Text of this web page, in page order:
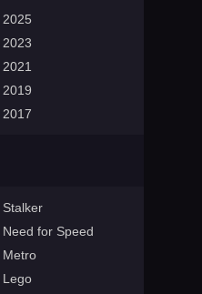
2025
2023
2021
2019
2017
Stalker
Need for Speed
Metro
Lego